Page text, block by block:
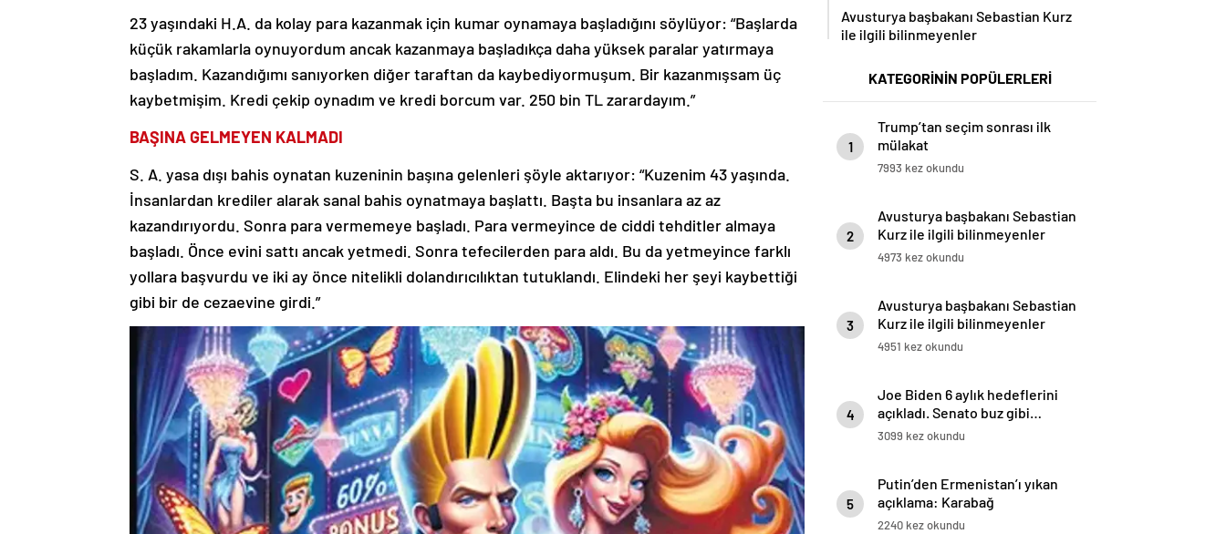
23 yaşındaki H.A. da kolay para kazanmak için kumar oynamaya başladığını söylüyor: “Başlarda
küçük rakamlarla oynuyordum ancak kazanmaya başladıkça daha yüksek paralar yatırmaya
başladım. Kazandığımı sanıyorken diğer taraftan da kaybediyormuşum. Bir kazanmışsam üç
kaybetmişim. Kredi çekip oynadım ve kredi borcum var. 250 bin TL zarardayım.”
BAŞINA GELMEYEN KALMADI
S. A. yasa dışı bahis oynatan kuzeninin başına gelenleri şöyle aktarıyor: “Kuzenim 43 yaşında.
İnsanlardan krediler alarak sanal bahis oynatmaya başlattı. Başta bu insanlara az az
kazandırıyordu. Sonra para vermemeye başladı. Para vermeyince de ciddi tehditler almaya
başladı. Önce evini sattı ancak yetmedi. Sonra tefecilerden para aldı. Bu da yetmeyince farklı
yollara başvurdu ve iki ay önce nitelikli dolandırıcılıktan tutuklandı. Elindeki her şeyi kaybettiği
gibi bir de cezaevine girdi.”
Avusturya başbakanı Sebastian Kurz
ile ilgili bilinmeyenler
KATEGORİNİN POPÜLERLERİ
1
Trump’tan seçim sonrası ilk
mülakat
7993 kez okundu
2
Avusturya başbakanı Sebastian
Kurz ile ilgili bilinmeyenler
4973 kez okundu
3
Avusturya başbakanı Sebastian
Kurz ile ilgili bilinmeyenler
4951 kez okundu
4
Joe Biden 6 aylık hedeflerini
açıkladı. Senato buz gibi…
3099 kez okundu
5
Putin’den Ermenistan’ı yıkan
açıklama: Karabağ
Azerbaycan’ın ayrılmaz bir
2240 kez okundu